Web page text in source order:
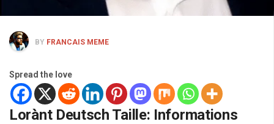
BY FRANCAIS MEME
Spread the love
Lorànt Deutsch Taille: Informations